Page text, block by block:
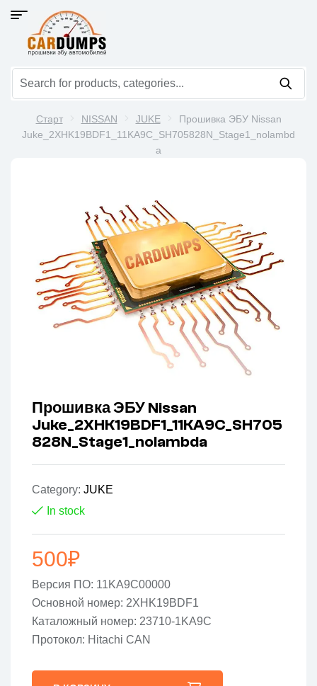
Старт NISSAN JUKE
Прошивка ЭБУ Nissan
Juke_2XHK19BDF1_11KA9C_SH705828N_Stage1_nolambd
a
Прошивка ЭБУ Nissan
Juke_2XHK19BDF1_11KA9C_SH705
828N_Stage1_nolambda
Category: JUKE
In stock
500₽
Версия ПО: 11KA9C00000
Основной номер: 2XHK19BDF1
Каталожный номер: 23710-1KA9C
Протокол: Hitachi CAN